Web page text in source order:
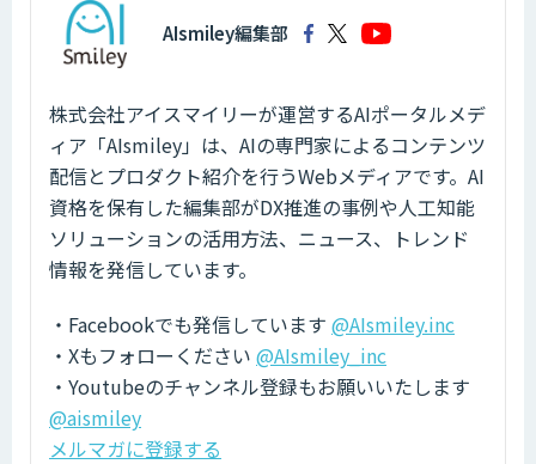
AIsmiley編集部
株式会社アイスマイリーが運営するAIポータルメデ
ィア「AIsmiley」は、AIの専門家によるコンテンツ
配信とプロダクト紹介を行うWebメディアです。AI
資格を保有した編集部がDX推進の事例や人工知能
ソリューションの活用方法、ニュース、トレンド
情報を発信しています。
・Facebookでも発信しています @AIsmiley.inc
・Xもフォローください @AIsmiley_inc
・Youtubeのチャンネル登録もお願いいたします
@aismiley
メルマガに登録する